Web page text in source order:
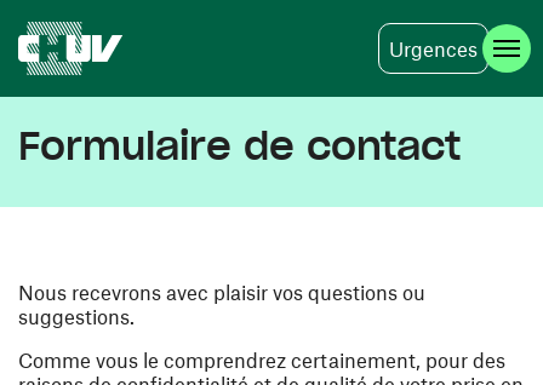
Urgences
Formulaire de contact
Nous recevrons avec plaisir vos questions ou
suggestions.
Comme vous le comprendrez certainement, pour des